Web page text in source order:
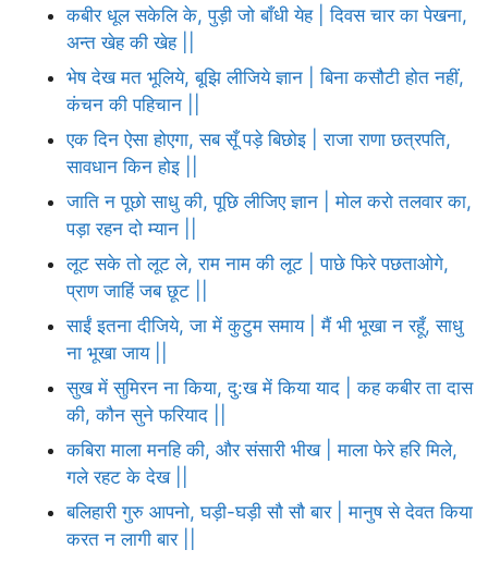
कबीर धूल सकेलि के, पुड़ी जो बाँधी येह | दिवस चार का पेखना,
अन्त खेह की खेह ||
भेष देख मत भूलिये, बूझि लीजिये ज्ञान | बिना कसौटी होत नहीं,
कंचन की पहिचान ||
एक दिन ऐसा होएगा, सब सूँ पड़े बिछोइ | राजा राणा छत्रपति,
सावधान किन होइ ||
जाति न पूछो साधु की, पूछि लीजिए ज्ञान | मोल करो तलवार का,
पड़ा रहन दो म्यान ||
लूट सके तो लूट ले, राम नाम की लूट | पाछे फिरे पछताओगे,
प्राण जाहिं जब छूट ||
साईं इतना दीजिये, जा में कुटुम समाय | मैं भी भूखा न रहूँ, साधु
ना भूखा जाय ||
सुख में सुमिरन ना किया, दु:ख में किया याद | कह कबीर ता दास
की, कौन सुने फरियाद ||
कबिरा माला मनहि की, और संसारी भीख | माला फेरे हरि मिले,
गले रहट के देख ||
बलिहारी गुरु आपनो, घड़ी-घड़ी सौ सौ बार | मानुष से देवत किया
करत न लागी बार ||